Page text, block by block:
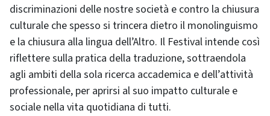
discriminazioni delle nostre società e contro la chiusura
culturale che spesso si trincera dietro il monolinguismo
e la chiusura alla lingua dell’Altro. Il Festival intende così
riflettere sulla pratica della traduzione, sottraendola
agli ambiti della sola ricerca accademica e dell’attività
professionale, per aprirsi al suo impatto culturale e
sociale nella vita quotidiana di tutti.